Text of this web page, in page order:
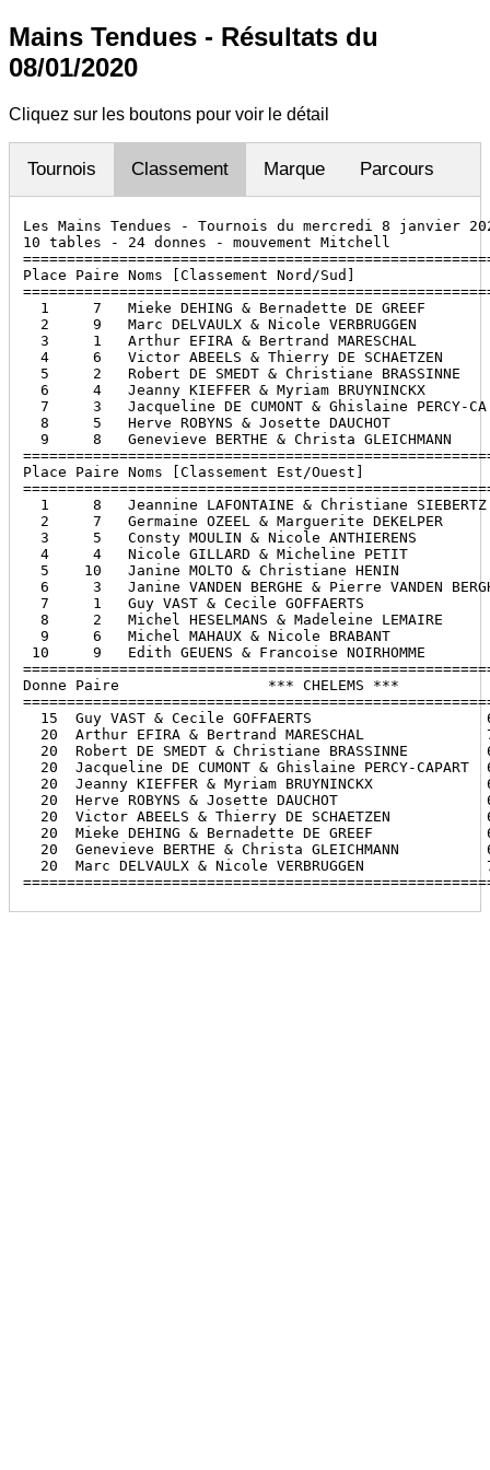
Mains Tendues - Résultats du
08/01/2020
Cliquez sur les boutons pour voir le détail
Tournois Classement Marque Parcours
Les Mains Tendues - Tournois du mercredi 8 janvier
10 tables - 24 donnes - mouvement Mitchell
Place Paire Noms [Classement Nord/Sud]
1     7   Mieke DEHING & Bernadette DE GREEF
2     9   Marc DELVAULX & Nicole VERBRUGGEN
3     1   Arthur EFIRA & Bertrand MARESCHAL
4     6   Victor ABEELS & Thierry DE SCHAETZEN
5     2   Robert DE SMEDT & Christiane BRASSINNE
6     4   Jeanny KIEFFER & Myriam BRUYNINCKX
7     3   Jacqueline DE CUMONT & Ghislaine PERCY-
8     5   Herve ROBYNS & Josette DAUCHOT
9     8   Genevieve BERTHE & Christa GLEICHMANN
Place Paire Noms [Classement Est/Ouest]
1     8   Jeannine LAFONTAINE & Christiane
2     7   Germaine OZEEL & Marguerite DEKELPER
3     5   Consty MOULIN & Nicole ANTHIERENS
4     4   Nicole GILLARD & Micheline PETIT
5    10   Janine MOLTO & Christiane HENIN
6     3   Janine VANDEN BERGHE & Pierre VANDEN
7     1   Guy VAST & Cecile GOFFAERTS
8     2   Michel HESELMANS & Madeleine LEMAIRE
9     6   Michel MAHAUX & Nicole BRABANT
10     9   Edith GEUENS & Francoise NOIRHOMME
Donne Paire                 *** CHELEMS ***
15  Guy VAST & Cecile GOFFAERTS
20  Arthur EFIRA & Bertrand MARESCHAL
20  Robert DE SMEDT & Christiane BRASSINNE
20  Jacqueline DE CUMONT & Ghislaine PERCY-CAPART
20  Jeanny KIEFFER & Myriam BRUYNINCKX
20  Herve ROBYNS & Josette DAUCHOT
20  Victor ABEELS & Thierry DE SCHAETZEN
20  Mieke DEHING & Bernadette DE GREEF
20  Genevieve BERTHE & Christa GLEICHMANN
20  Marc DELVAULX & Nicole VERBRUGGEN